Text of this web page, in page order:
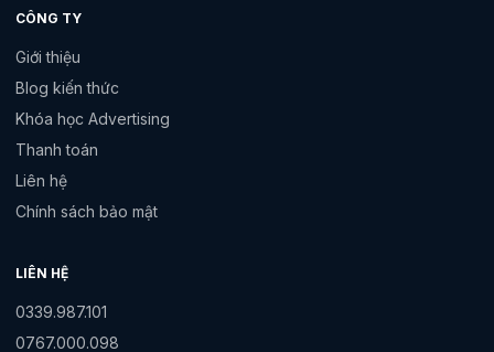
CÔNG TY
Giới thiệu
Blog kiến thức
Khóa học Advertising
Thanh toán
Liên hệ
Chính sách bảo mật
LIÊN HỆ
0339.987.101
0767.000.098